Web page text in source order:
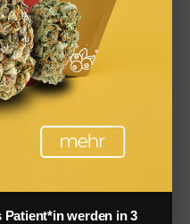
der für dich
Beleuchtung
solltest du dir
hauptsächlich
zu dir passt. Ob
und langen Bänken für
ganzen Familie oder
ein oder andere
werden in 3